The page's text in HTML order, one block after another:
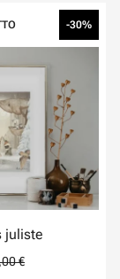
-30%
juliste
€